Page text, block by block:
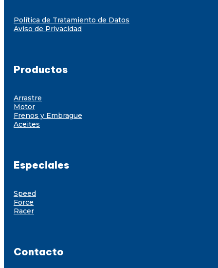
Política de Tratamiento de Datos
Aviso de Privacidad
Productos
Arrastre
Motor
Frenos y Embrague
Aceites
Especiales
Speed
Force
Racer
Contacto